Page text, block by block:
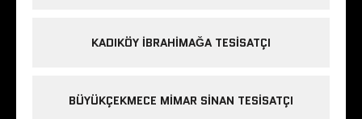
KADIKÖY IBRAHIMAĞA TESISATÇI
BÜYÜKÇEKMECE MIMAR SINAN TESISATÇI